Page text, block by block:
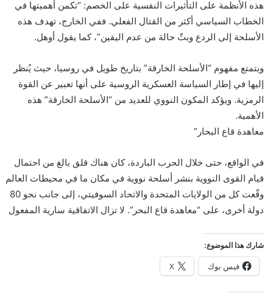
هذه الأنظمة على التأثيرات النفسية على الخصم: “تكمن أهميتها في
الخطاب السياسي أكثر من القتال الفعلي. ففي الخارج، تهدف هذه
الأسلحة إلى الردع وبثّ حالة من عدم اليقين”، كما يقول أوهل.
ويتمتع مفهوم “الأسلحة الخارقة” بتاريخ طويل في روسيا، حيث يُنظر
إليها في إطار السياسة العسكرية الروسية على أنها تعبير عن القوة
الرمزية. ويؤكد المكون النووي للعديد من “الأسلحة الخارقة” هذه
الأهمية.
معاهدة قاع البحار”
في الواقع، حتى خلال الحرب الباردة، كان هناك قلق بالغ من احتمال
قيام القوى النووية بنشر أسلحة نووية في مكان ما في محيطات العالم
وقّعت كل من الولايات المتحدة والاتحاد السوفيتي، إلى جانب نحو 80
دولة أخرى، على “معاهدة قاع البحر”. لا تزال الاتفاقية سارية المفعول
شارك هذا الموضوع:
فيس بوك X